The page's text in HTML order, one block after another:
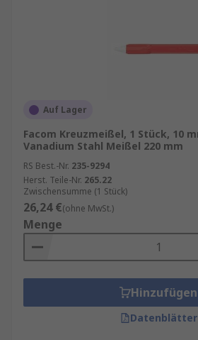
Auf Lager
Facom Kreuzmeißel, 1 Stück, 10
Vanadium Stahl Meißel 220 mm
RS Best.-Nr. 235-9294
Herst. Teile-Nr. 265.22
Zwischensumme (1 Stück)
26,24 €(ohne MwSt.)
Menge
Hinzufügen
Datenblätter